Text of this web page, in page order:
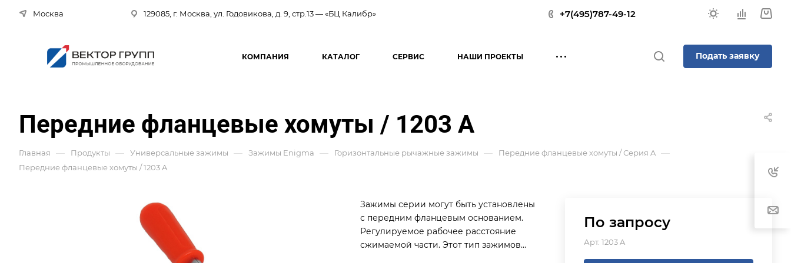
Москва 129085, г. Москва, ул. Годовикова, д. 9, стр.13 — «БЦ Калибр» +7(495)787-49-12
КОМПАНИЯ КАТАЛОГ СЕРВИС НАШИ ПРОЕКТЫ Подать заявку
Передние фланцевые хомуты / 1203 A
Главная — Продукты — Универсальные зажимы — Зажимы Enigma — Горизонтальные рычажные зажимы — Передние фланцевые хомуты / Серия A —
Передние фланцевые хомуты / 1203 A
По запросу
Арт. 1203 A
Зажимы серии могут быть установлены
с передним фланцевым основанием.
Регулируемое рабочее расстояние
сжимаемой части. Этот тип зажимов